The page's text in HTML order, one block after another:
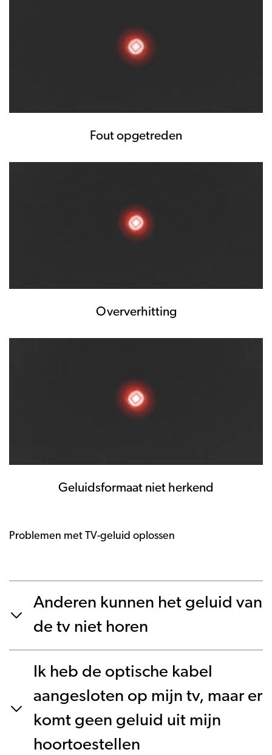
Fout opgetreden
Oververhitting
Geluidsformaat niet herkend
Problemen met TV-geluid oplossen
Anderen kunnen het geluid van
de tv niet horen
Ik heb de optische kabel
aangesloten op mijn tv, maar er
komt geen geluid uit mijn
hoortoestellen